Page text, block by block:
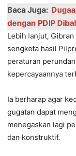
Baca Juga:
dengan PDIP
Lebih lanjut,
sengketa hasil
peraturan
kepercayaannya
Ia berharap agar
gugatan dapat
menegaskan lagi
dan konstruktif.